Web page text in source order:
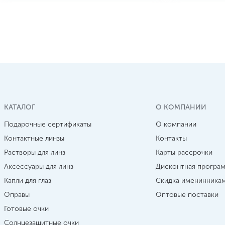
КАТАЛОГ
Подарочные сертификаты
Контактные линзы
Растворы для линз
Аксессуары для линз
Капли для глаз
Оправы
Готовые очки
Солнцезащитные очки
О КОМПАНИИ
О компании
Контакты
Карты рассрочки
Дисконтная
Скидка
Оптовые поставки